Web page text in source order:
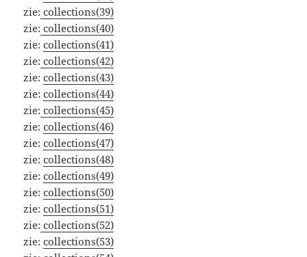
zie: collections(39)
zie: collections(40)
zie:collections(41)
zie: collections(42)
zie:collections(43)
zie:collections(44)
zie: collections(45)
zie:collections(46)
zie:collections(47)
zie:collections(48)
zie:collections(49)
zie:collections(50)
zie:collections(51)
zie: collections(52)
zie:collections(53)